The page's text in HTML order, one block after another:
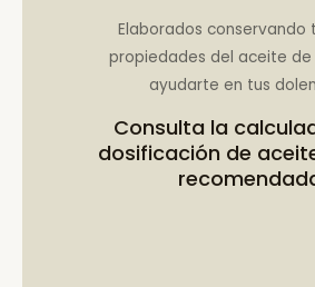
Elaborados conservando
propiedades del aceite de
ayudarte en tus
Consulta la
dosificación de